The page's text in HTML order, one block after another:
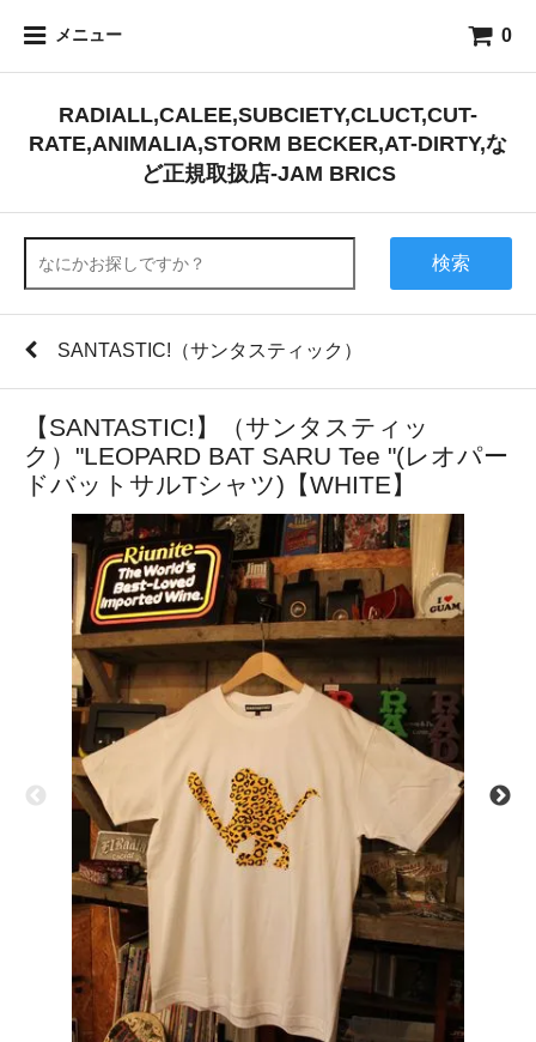
メニュー 0
RADIALL,CALEE,SUBCIETY,CLUCT,CUT-
RATE,ANIMALIA,STORM BECKER,AT-DIRTY,な
ど正規取扱店-JAM BRICS
検索
SANTASTIC!（サンタスティック）
【SANTASTIC!】（サンタスティッ
ク）"LEOPARD BAT SARU Tee "(レオパー
ドバットサルTシャツ)【WHITE】